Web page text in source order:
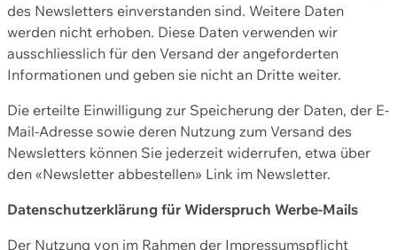
des Newsletters einverstanden sind. Weitere Daten
werden nicht erhoben. Diese Daten verwenden wir
ausschliesslich für den Versand der angeforderten
Informationen und geben sie nicht an Dritte weiter.
Die erteilte Einwilligung zur Speicherung der Daten, der E-
Mail-Adresse sowie deren Nutzung zum Versand des
Newsletters können Sie jederzeit widerrufen, etwa über
den «Newsletter abbestellen» Link im Newsletter.
Datenschutzerklärung für Widerspruch Werbe-Mails
Der Nutzung von im Rahmen der Impressumspflicht